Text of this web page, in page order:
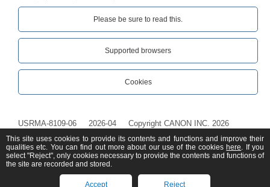
Please be sure to read this.‎
Supported browsers
Cookies
USRMA-8109-06 2026-04 Copyright CANON INC. 2026
This site uses cookies to provide its contents and functions and improve their
qualities etc. You can find out more about our use of the cookies here. If you
select "Reject", only cookies necessary to provide the contents and functions of
the site are recorded and stored.
Accept Reject